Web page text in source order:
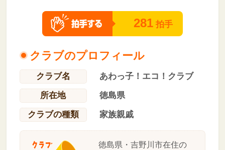
281 拍手
クラブのプロフィール
クラブ名
あわっ子！エコ！クラブ
所在地
徳島県
クラブの種類
家族親戚
徳島県・吉野川市在住の